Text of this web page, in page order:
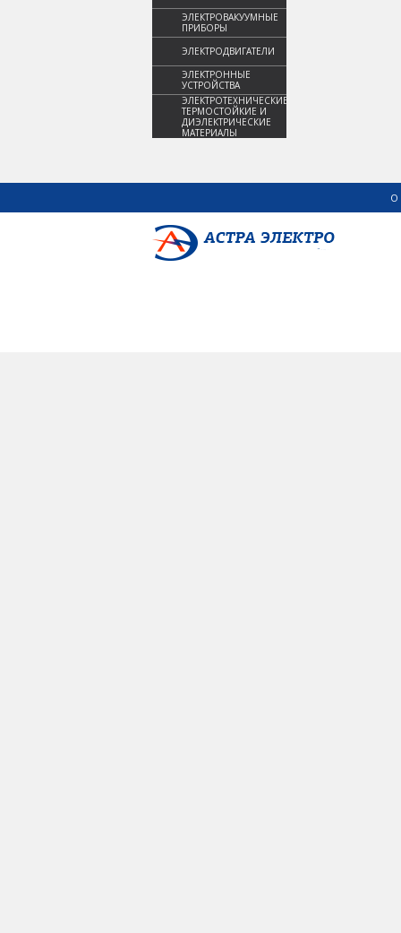
ЭЛЕКТРОВАКУУМНЫЕ
ПРИБОРЫ
ЭЛЕКТРОДВИГАТЕЛИ
ЭЛЕКТРОННЫЕ
УСТРОЙСТВА
ЭЛЕКТРОТЕХНИЧЕСКИЕ,
ТЕРМОСТОЙКИЕ И
ДИЭЛЕКТРИЧЕСКИЕ
МАТЕРИАЛЫ